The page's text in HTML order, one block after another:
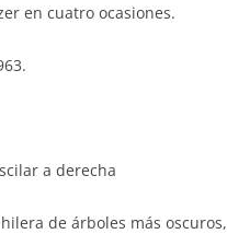
en cuatro ocasiones.
a derecha
de árboles más oscuros,